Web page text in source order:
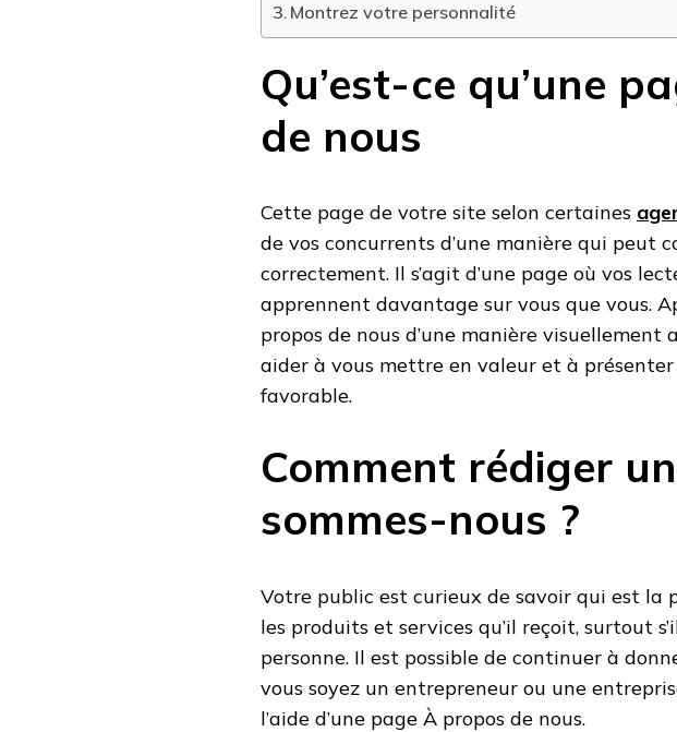
Montrez votre personnalité
Qu’est-ce qu’une
de nous
Cette page de votre site selon certaines
de vos concurrents d’une manière qui peut
correctement. Il s’agit d’une page où vos
apprennent davantage sur vous que vous.
propos de nous d’une manière
aider à vous mettre en valeur et à
favorable.
Comment rédiger
sommes-nous ?
Votre public est curieux de savoir qui est la
les produits et services qu’il reçoit, surtout
personne. Il est possible de continuer à
vous soyez un entrepreneur ou une
l’aide d’une page À propos de nous.